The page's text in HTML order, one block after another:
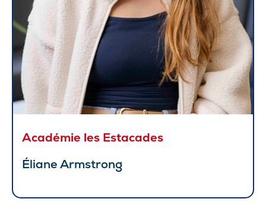
Académie les Estacades
Éliane Armstrong